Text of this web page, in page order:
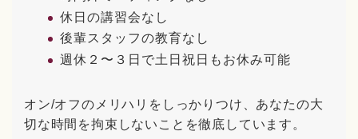
休日の講習会なし
後輩スタッフの教育なし
週休２〜３日で土日祝日もお休み可能
オン/オフのメリハリをしっかりつけ、あなたの大
切な時間を拘束しないことを徹底しています。